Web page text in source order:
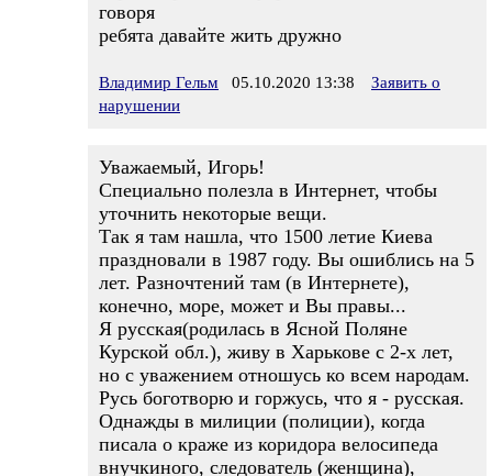
говоря
ребята давайте жить дружно
Владимир Гельм 05.10.2020 13:38
Заявить о
нарушении
Уважаемый, Игорь!
Специально полезла в Интернет, чтобы
уточнить некоторые вещи.
Так я там нашла, что 1500 летие Киева
праздновали в 1987 году. Вы ошиблись на 5
лет. Разночтений там (в Интернете),
конечно, море, может и Вы правы...
Я русская(родилась в Ясной Поляне
Курской обл.), живу в Харькове с 2-х лет,
но с уважением отношусь ко всем народам.
Русь боготворю и горжусь, что я - русская.
Однажды в милиции (полиции), когда
писала о краже из коридора велосипеда
внучкиного, следователь (женщина),